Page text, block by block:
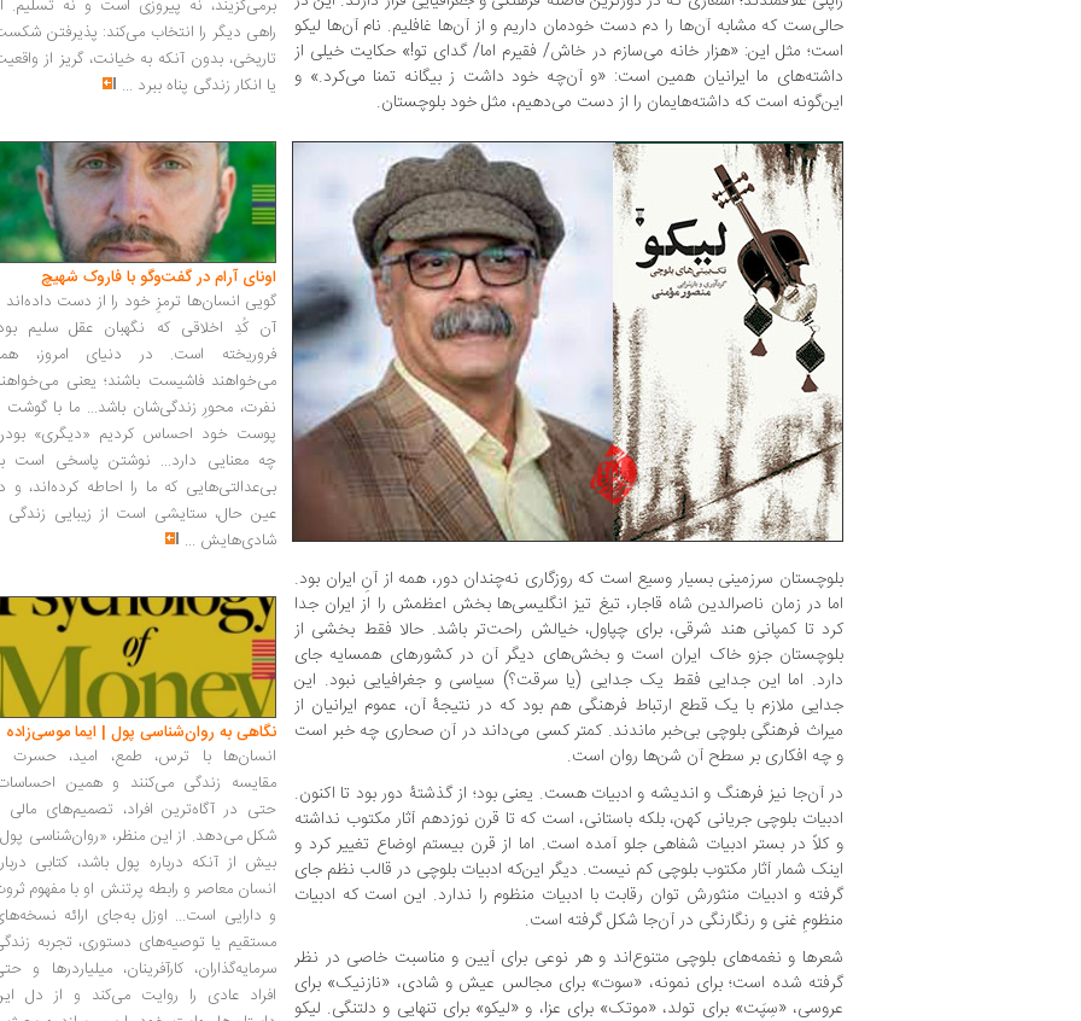
حالی‌ست که مشابه آن‌ها را دم دست خودمان داریم و از آن‌ها غافلیم. نام آن‌ها لیکو
است؛ مثل این: «هزار خانه می‌سازم در خاش/ فقیرم اما/ گدای تو!» حکایت خیلی از
داشته‌های ما ایرانیان همین است: «و آن‌چه خود داشت ز بیگانه تمنا می‌کرد.» و
این‌گونه است که داشته‌هایمان را از دست می‌دهیم، مثل خود بلوچستان.
بلوچستان سرزمینی بسیار وسیع است که روزگاری نه‌چندان دور، همه از آنِ ایران بود.
اما در زمان ناصرالدین شاه قاجار، تیغ تیز انگلیسی‌ها بخش اعظمش را از ایران جدا
کرد تا کمپانی هند شرقی، برای چپاول، خیالش راحت‌تر باشد. حالا فقط بخشی از
بلوچستان جزو خاک ایران است و بخش‌های دیگر آن در کشورهای همسایه جای
دارد. اما این جدایی فقط یک جدایی (یا سرقت؟) سیاسی و جغرافیایی نبود. این
جدایی ملازم با یک قطع ارتباط فرهنگی هم بود که در نتیجۀ آن، عموم ایرانیان از
میراث فرهنگی بلوچی بی‌خبر ماندند. کمتر کسی می‌داند در آن صحاری چه خبر است
و چه افکاری بر سطح آن شن‌ها روان است.
در آن‌جا نیز فرهنگ و اندیشه و ادبیات هست. یعنی بود؛ از گذشتۀ دور بود تا اکنون.
ادبیات بلوچی جریانی کهن، بلکه باستانی، است که تا قرن نوزدهم آثار مکتوب نداشته
و کلاً در بستر ادبیات شفاهی جلو آمده است. اما از قرن بیستم اوضاع تغییر کرد و
اینک شمار آثار مکتوب بلوچی کم نیست. دیگر این‌که ادبیات بلوچی در قالب نظم جای
گرفته و ادبیات منثورش توان رقابت با ادبیات منظوم را ندارد. این است که ادبیات
منظومِ غنی و رنگارنگی در آن‌جا شکل گرفته است.
شعرها و نغمه‌های بلوچی متنوع‌اند و هر نوعی برای آیین و مناسبت خاصی در نظر
گرفته شده است؛ برای نمونه، «سوت» برای مجالس عیش و شادی، «نازنیک» برای
عروسی، «سِپَت» برای تولد، «موتک» برای عزا، و «لیکو» برای تنهایی و دلتنگی. لیکو
برمی‌گزیند، نه پیروزی است و نه تسلیم.
راهی دیگر را انتخاب می‌کند: پذیرفتن
تاریخی، بدون آنکه به خیانت، گریز از
یا انکار زندگی پناه ببرد ...
اونای آرام در گفت‌وگو با فاروک شهیچ‭
گویی انسان‌ها ترمزِ خود را از دست داده‌اند
آن کُدِ اخلاقی که نگهبان عقل سلیم
فروریخته است. در دنیای امروز،
می‌خواهند فاشیست باشند؛ یعنی
نفرت، محورِ زندگی‌شان باشد... ما با گوشت
پوست خود احساس کردیم «دیگری»
چه معنایی دارد... نوشتن پاسخی است
بی‌عدالتی‌هایی که ما را احاطه کرده‌اند، و
عین حال، ستایشی است از زیبایی زندگی
شادی‌هایش ...
نگاهی به روان‌شناسی پول | ایما موسی‌زاده
انسان‌ها با ترس، طمع، امید، حسرت
مقایسه زندگی می‌کنند و همین
حتی در آگاه‌ترین افراد، تصمیم‌های مالی
شکل می‌دهد. از این منظر، «روان‌شناسی
بیش از آنکه درباره پول باشد، کتابی
انسان معاصر و رابطه پرتنش او با مفهوم
و دارایی است... اوزل به‌جای ارائه
مستقیم یا توصیه‌های دستوری، تجربه
سرمایه‌گذاران، کارآفرینان، میلیاردرها و
افراد عادی را روایت می‌کند و از دل